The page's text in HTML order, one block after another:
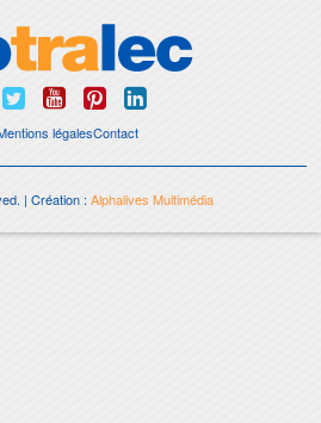
légalesContact
| Création : Alphalives Multimédia